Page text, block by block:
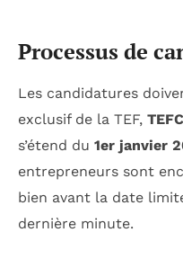
Processus de
Les candidatures
exclusif de la TEF,
s’étend du 1er janvier
entrepreneurs sont
bien avant la date
dernière minute.